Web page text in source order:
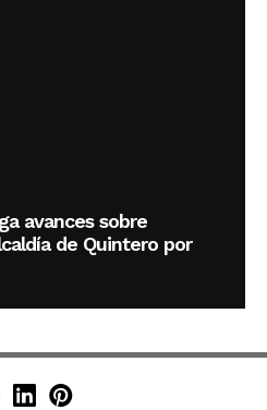
avances sobre
de Quintero por
Instagram
en X (Twitter)
en TikTok
Canal de Minuto30 en
Minuto30 en LinkedIn
Minuto30 en